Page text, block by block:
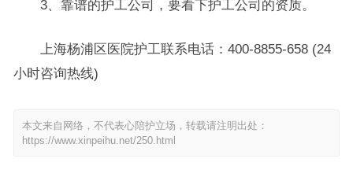
3、靠谱的护工公司，要看下护工公司的资质。
上海杨浦区医院护工联系电话：400-8855-658 (24
小时咨询热线)
本文来自网络，不代表心陪护立场，转载请注明出处：
https://www.xinpeihu.net/250.html